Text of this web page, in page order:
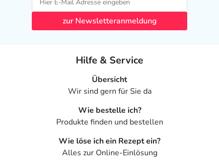
zur Newsletteranmeldung
Hilfe & Service
Übersicht
Wir sind gern für Sie da
Wie bestelle ich?
Produkte finden und bestellen
Wie löse ich ein Rezept ein?
Alles zur Online-Einlösung